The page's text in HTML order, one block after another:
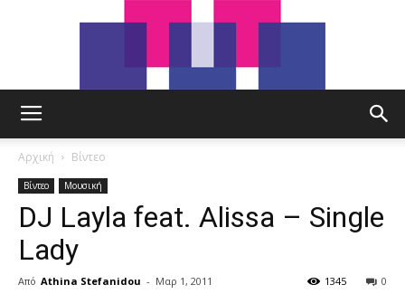
Αρχική Βίντεο
Βίντεο Μουσική
DJ Layla feat. Alissa – Single
Lady
Από Athina Stefanidou - Μαρ 1, 2011 0
1345